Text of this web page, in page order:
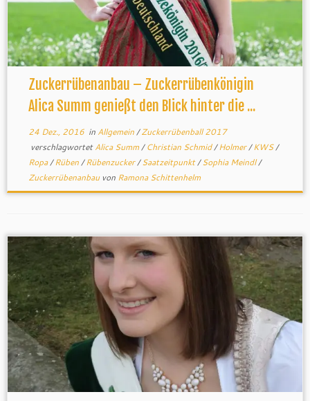
Zuckerrübenanbau – Zuckerrübenkönigin
Alica Summ genießt den Blick hinter die ...
24 Dez., 2016in Allgemein/Zuckerrübenball 2017
verschlagwortetAlica Summ/Christian Schmid/Holmer/KWS/
Ropa/Rüben/Rübenzucker/Saatzeitpunkt/Sophia Meindl/
Zuckerrübenanbau von Ramona Schittenhelm